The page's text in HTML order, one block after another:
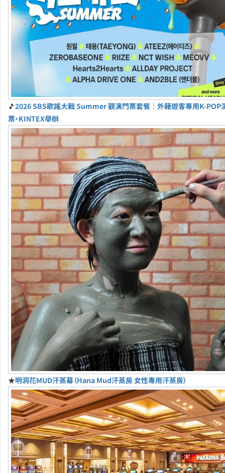
🎵2026 SBS歌謠大戰 Summer 觀演門票套餐｜外籍遊客專用K-POP
票・KINTEX舉辦
★明洞花MUD汗蒸幕（Hana Mud汗蒸房 女性專用汗蒸房）